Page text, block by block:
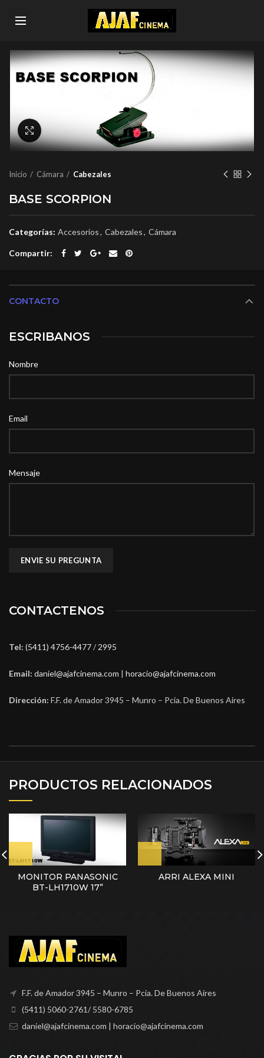
Click to enlarge
Inicio Cámara Cabezales
BASE SCORPION
Categorías: Accesorios, Cabezales, Cámara
Compartir
CONTACTO
ESCRIBANOS
Nombre
Email
Mensaje
CONTACTENOS
Tel: (5411) 4756-4477/2995
Email: daniel@ajafcinema.com | horacio@ajafcinema.com
Dirección: F.F. de Amador 3945 – Munro – Pcia. De Buenos Aires
PRODUCTOS RELACIONADOS
MONITOR PANASONIC
BT-LH1710W 17”
ARRI ALEXA MINI
F.F. de Amador 3945 – Munro – Pcia. De Buenos Aires
(5411) 5060-2761/ 5580-6785
daniel@ajafcinema.com | horacio@ajafcinema.com